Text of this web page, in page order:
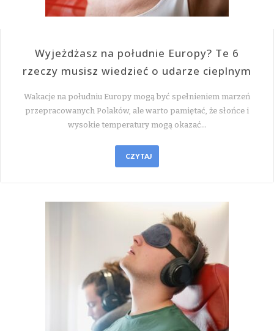
Wyjeżdżasz na południe Europy? Te 6
rzeczy musisz wiedzieć o udarze cieplnym
Wakacje na południu Europy mogą być spełnieniem marzeń
przepracowanych Polaków, ale warto pamiętać, że słońce i
wysokie temperatury mogą okazać…
CZYTAJ